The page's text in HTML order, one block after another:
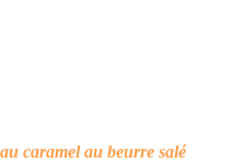
caramel au beurre salé